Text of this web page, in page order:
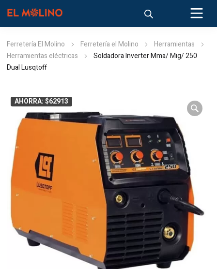
Ferretería El Molino Ferretería el Molino
Herramientas
Herramientas eléctricas
Soldadora Inverter Mma/ Mig/ 250
Dual Lusqtoff
AHORRA: $62913